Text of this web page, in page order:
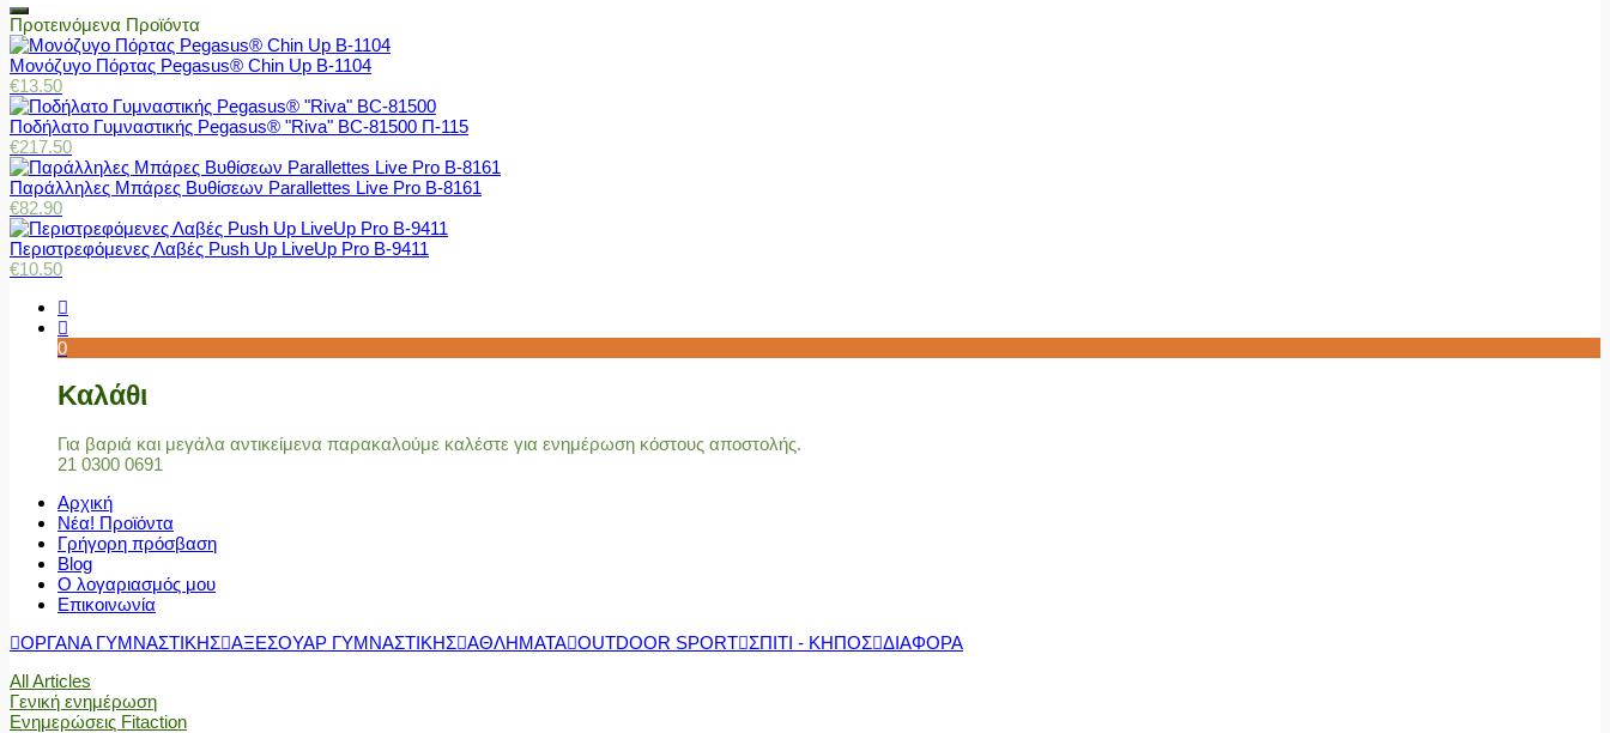
Προτεινόμενα Προϊόντα
Μονόζυγο Πόρτας Pegasus® Chin Up Β-1104
€13.50
Ποδήλατο Γυμναστικής Pegasus® "Riva" BC-81500 Π-115
€217.50
Παράλληλες Μπάρες Βυθίσεων Parallettes Live Pro Β-8161
€82.90
Περιστρεφόμενες Λαβές Push Up LiveUp Pro Β-9411
€10.50
0
Καλάθι
Για βαριά και μεγάλα αντικείμενα παρακαλούμε καλέστε για ενημέρωση κόστους αποστολής.
21 0300 0691
Αρχική
Νέα! Προϊόντα
Γρήγορη πρόσβαση
Blog
Ο λογαριασμός μου
Επικοινωνία
ΟΡΓΑΝΑ ΓΥΜΝΑΣΤΙΚΗΣ ΑΞΕΣΟΥΑΡ ΓΥΜΝΑΣΤΙΚΗΣ ΑΘΛΗΜΑΤΑ OUTDOOR SPORT ΣΠΙΤΙ - ΚΗΠΟΣ ΔΙΑΦΟΡΑ
All Articles
Γενική ενημέρωση
Ενημερώσεις Fitaction